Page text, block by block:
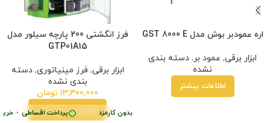
اره عمودبر بوش مدل GST 8000 E
ابزار برقی, عمود بر, دسته بندی
نشده
اطلاعات بیشتر
پرداخت اقساطی خرید قسطی با ترب‌پی بدون کارمزد
فرز انگشتی 200 پارچه سیلور مدل
GTP01A15
ابزار برقی, فرز مینیاتوری,دسته
بندی نشده
13,300,000 تومان
افزودن به سبد خرید